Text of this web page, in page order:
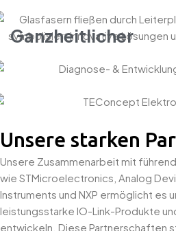
Ganzheitlicher
Unsere starken
Unsere Zusammenarbeit mit
wie STMicroelectronics, Analog
Instruments und NXP ermöglicht es
leistungsstarke IO-Link-Produkte
entwickeln. Diese Partnerschaften